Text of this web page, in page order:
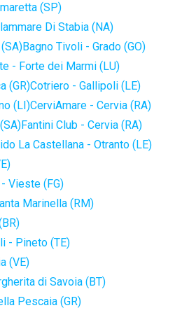
(SP)
Di Stabia (NA)
Bagno Tivoli - Grado (GO)
- Forte dei Marmi (LU)
(GR)Cotriero - Gallipoli (LE)
(LI)CerviAmare - Cervia (RA)
Fantini Club - Cervia (RA)
La Castellana - Otranto (LE)
Vieste (FG)
Marinella (RM)
- Pineto (TE)
(VE)
di Savoia (BT)
Pescaia (GR)